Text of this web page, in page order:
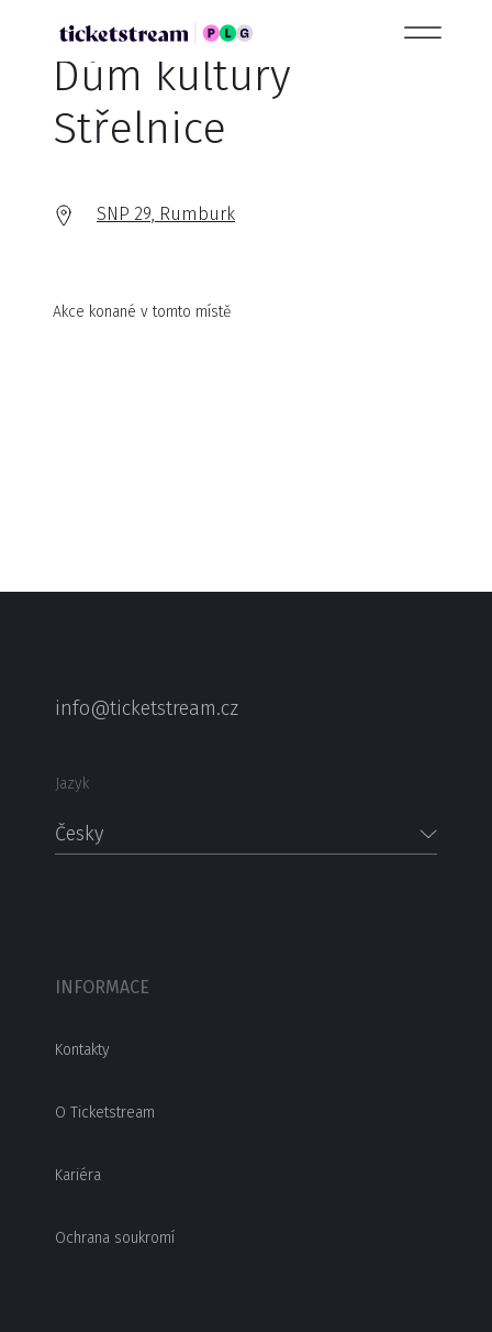
Dům kultury
Střelnice
SNP 29, Rumburk
Akce konané v tomto místě
info@ticketstream.cz
Jazyk
Česky
INFORMACE
Kontakty
O Ticketstream
Kariéra
Ochrana soukromí